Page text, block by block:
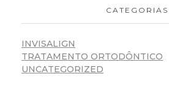
CATEGORIAS
INVISALIGN
TRATAMENTO ORTODÔNTICO
UNCATEGORIZED